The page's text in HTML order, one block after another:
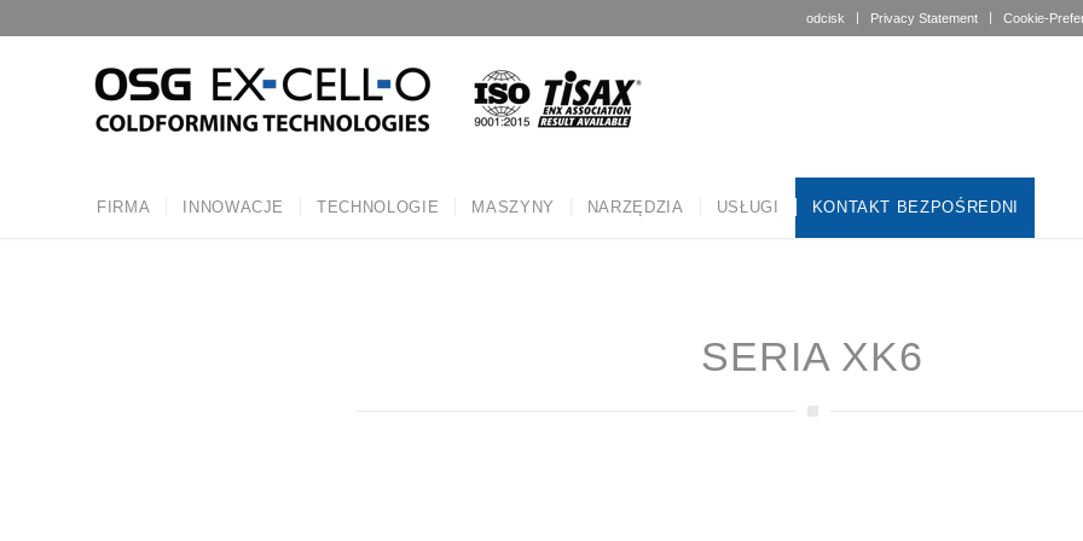
odcisk Privacy Statement Cookie-
FIRMA INNOWACJE TECHNOLOGIE MASZYNY NARZĘDZIA USŁUGI KONTAKT BEZPOŚREDNI
SERIA XK6